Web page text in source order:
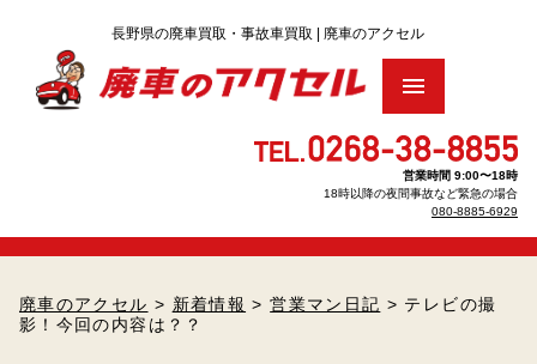
廃車手続きについて
営業時間 9:00〜18時
18時以降の夜間事故など緊急の場合
080-8885-6929
廃車のアクセル > 新着情報 >営業マン日記 > テレビの撮
影！今回の内容は？？